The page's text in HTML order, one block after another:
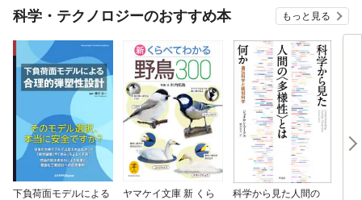
科学・テクノロジーのおすすめ本 もっと見る
下負荷面モデルによる
ヤマケイ文庫 新 くら
科学から見た人間の